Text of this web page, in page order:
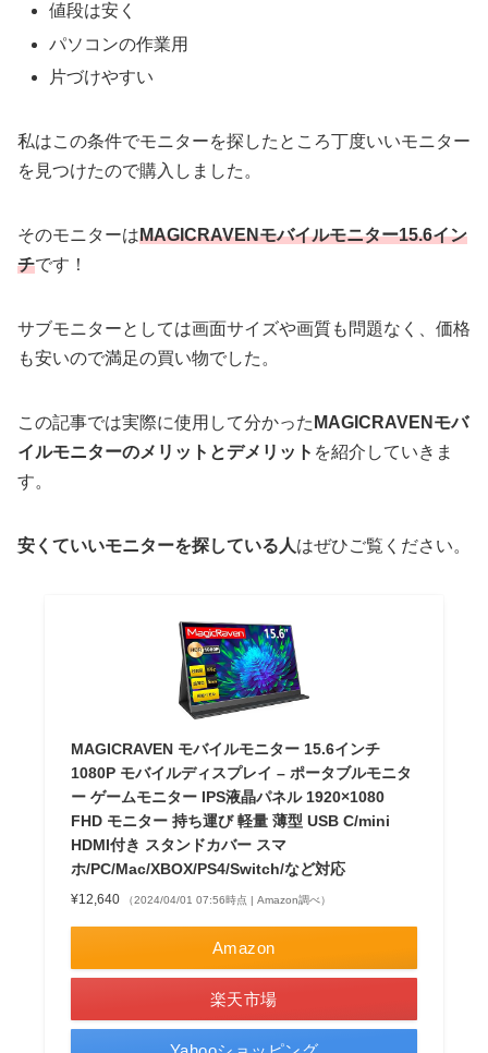
値段は安く
パソコンの作業用
片づけやすい
私はこの条件でモニターを探したところ丁度いいモニター
を見つけたので購入しました。
そのモニターはMAGICRAVENモバイルモニター15.6イン
チです！
サブモニターとしては画面サイズや画質も問題なく、価格
も安いので満足の買い物でした。
この記事では実際に使用して分かった MAGICRAVENモバ
イルモニターのメリットとデメリット を紹介していきま
す。
安くていいモニターを探している人はぜひご覧ください。
MAGICRAVEN モバイルモニター 15.6インチ
1080P モバイルディスプレイ – ポータブルモニタ
ー ゲームモニター IPS液晶パネル 1920×1080
FHD モニター 持ち運び 軽量 薄型 USB C/mini
HDMI付き スタンドカバー スマ
ホ/PC/Mac/XBOX/PS4/Switch/など対応
¥12,640 （2024/04/01 07:56時点 | Amazon調べ）
Amazon
楽天市場